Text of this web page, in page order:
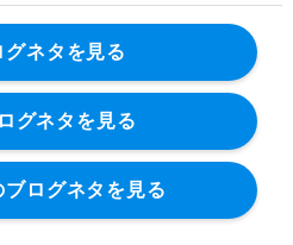
グネタを見る
グネタを見る
ログネタを見る